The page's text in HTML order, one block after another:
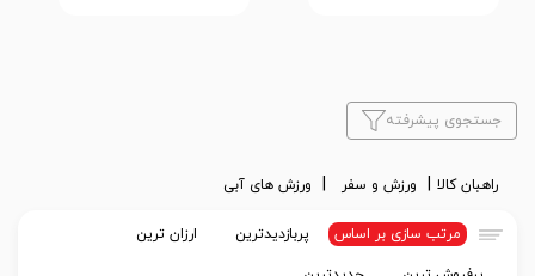
جستجوی پیشرفته
راهبان کالا ورزش و سفر ورزش های آبی
مرتب سازی بر اساس پربازدیدترین ارزان ترین